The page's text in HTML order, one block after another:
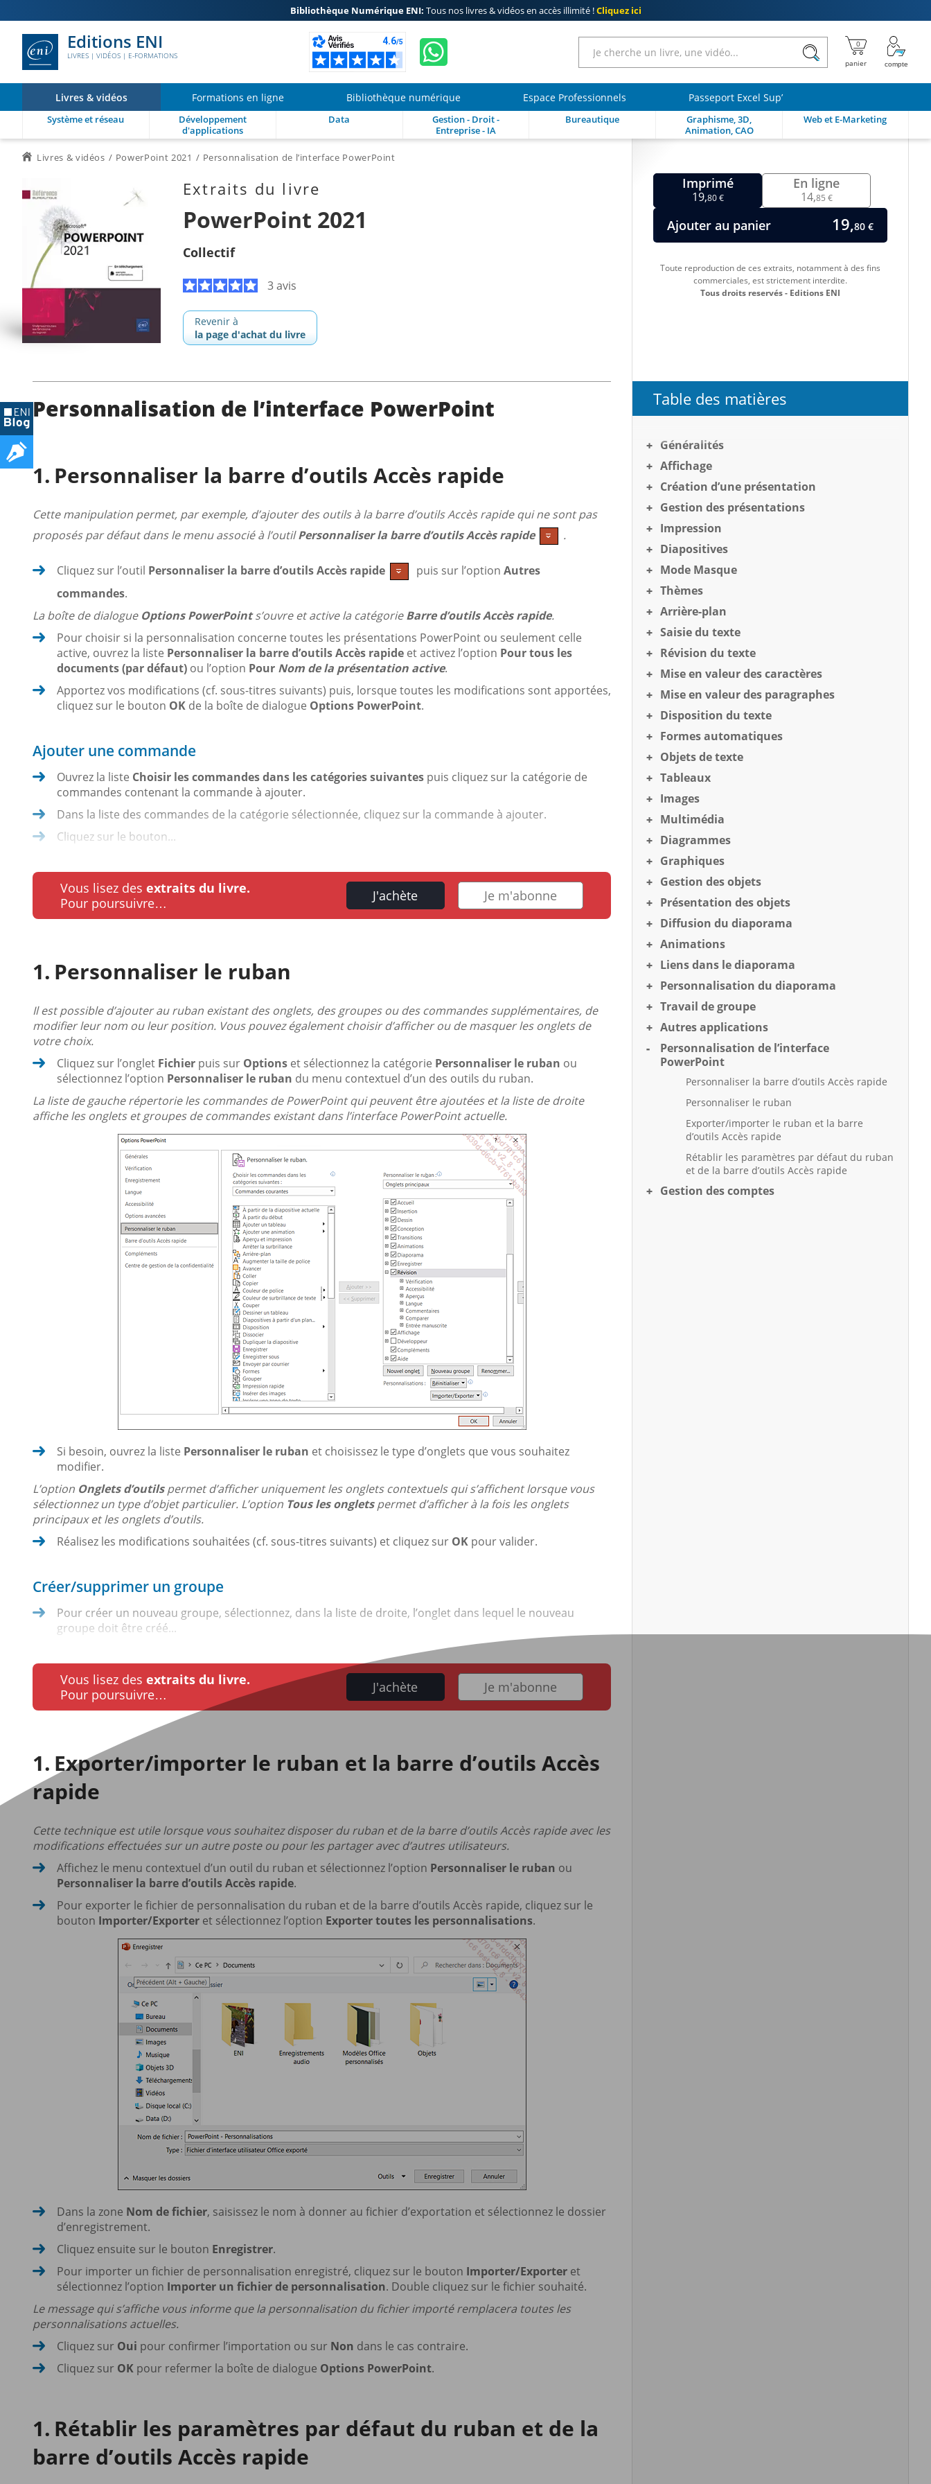
Bibliothèque Numérique ENI: Tous nos livres & vidéos en accès illimité !Cliquez ici
Editions ENI
LIVRES | VIDÉOS | E-FORMATIONS
Livres & vidéos Formations en ligne Bibliothèque numérique Espace Professionnels Passeport Excel Sup’
Système et réseau
Développement
d'applications
Data
Gestion - Droit -
Entreprise - IA
Bureautique
Graphisme, 3D,
Animation, CAO
Web et E-Marketing
Livres & vidéos PowerPoint 2021 Personnalisation de l’interface PowerPoint
Extraits du livre
PowerPoint 2021
Collectif
3 avis
Revenir à
la page d'achat du livre
Imprimé
19,80 €
En ligne
14,85 €
Ajouter au panier 19,80 €
Toute reproduction de ces extraits, notamment à des fins
commerciales, est strictement interdite.
Tous droits reservés - Editions ENI
Personnalisation de l’interface PowerPoint
Personnaliser la barre d’outils Accès rapide
Cette manipulation permet, par exemple, d’ajouter des outils à la barre d’outils Accès rapide qui ne sont pas
proposés par défaut dans le menu associé à l’outilPersonnaliser la barre d’outils Accès rapide .
Cliquez sur l’outil Personnaliser la barre d’outils Accès rapide puis sur l’option Autres
commandes.
La boîte de dialogue Options PowerPoints’ouvre et active la catégorieBarre d’outils Accès rapide.
Pour choisir si la personnalisation concerne toutes les présentations PowerPoint ou seulement celle
active, ouvrez la liste Personnaliser la barre d’outils Accès rapide et activez l’option Pour tous les
documents (par défaut) ou l’option Pour Nom de la présentation active.
Apportez vos modifications (cf. sous-titres suivants) puis, lorsque toutes les modifications sont apportées,
cliquez sur le bouton OK de la boîte de dialogue Options PowerPoint.
Ajouter une commande
Ouvrez la liste Choisir les commandes dans les catégories suivantes puis cliquez sur la catégorie de
commandes contenant la commande à ajouter.
Dans la liste des commandes de la catégorie sélectionnée, cliquez sur la commande à ajouter.
Cliquez sur le bouton...
Vous lisez des extraits du livre.
Pour poursuivre…
J'achète Je m'abonne
Personnaliser le ruban
Il est possible d’ajouter au ruban existant des onglets, des groupes ou des commandes supplémentaires, de
modifier leur nom ou leur position. Vous pouvez également choisir d’afficher ou de masquer les onglets de
votre choix.
Cliquez sur l’onglet Fichier puis sur Options et sélectionnez la catégorie Personnaliser le ruban ou
sélectionnez l’option Personnaliser le ruban du menu contextuel d’un des outils du ruban.
La liste de gauche répertorie les commandes de PowerPoint qui peuvent être ajoutées et la liste de droite
affiche les onglets et groupes de commandes existant dans l’interface PowerPoint actuelle.
Si besoin, ouvrez la liste Personnaliser le ruban et choisissez le type d’onglets que vous souhaitez
modifier.
L’option Onglets d’outilspermet d’afficher uniquement les onglets contextuels qui s’affichent lorsque vous
sélectionnez un type d’objet particulier. L’option Tous les ongletspermet d’afficher à la fois les onglets
principaux et les onglets d’outils.
Réalisez les modifications souhaitées (cf. sous-titres suivants) et cliquez sur OK pour valider.
Créer/supprimer un groupe
Pour créer un nouveau groupe, sélectionnez, dans la liste de droite, l’onglet dans lequel le nouveau
groupe doit être créé...
Vous lisez des extraits du livre.
Pour poursuivre…
J'achète Je m'abonne
Exporter/importer le ruban et la barre d’outils Accès
rapide
Cette technique est utile lorsque vous souhaitez disposer du ruban et de la barre d’outils Accès rapide avec les
modifications effectuées sur un autre poste ou pour les partager avec d’autres utilisateurs.
Affichez le menu contextuel d’un outil du ruban et sélectionnez l’option Personnaliser le ruban ou
Personnaliser la barre d’outils Accès rapide.
Pour exporter le fichier de personnalisation du ruban et de la barre d’outils Accès rapide, cliquez sur le
bouton Importer/Exporter et sélectionnez l’option Exporter toutes les personnalisations.
Dans la zone Nom de fichier, saisissez le nom à donner au fichier d’exportation et sélectionnez le dossier
d’enregistrement.
Cliquez ensuite sur le bouton Enregistrer.
Pour importer un fichier de personnalisation enregistré, cliquez sur le bouton Importer/Exporter et
sélectionnez l’option Importer un fichier de personnalisation. Double cliquez sur le fichier souhaité.
Le message qui s’affiche vous informe que la personnalisation du fichier importé remplacera toutes les
personnalisations actuelles.
Cliquez sur Oui pour confirmer l’importation ou sur Non dans le cas contraire.
Cliquez sur OK pour refermer la boîte de dialogue Options PowerPoint.
Rétablir les paramètres par défaut du ruban et de la
barre d’outils Accès rapide
Table des matières
Généralités
Affichage
Création d’une présentation
Gestion des présentations
Impression
Diapositives
Mode Masque
Thèmes
Arrière-plan
Saisie du texte
Révision du texte
Mise en valeur des caractères
Mise en valeur des paragraphes
Disposition du texte
Formes automatiques
Objets de texte
Tableaux
Images
Multimédia
Diagrammes
Graphiques
Gestion des objets
Présentation des objets
Diffusion du diaporama
Animations
Liens dans le diaporama
Personnalisation du diaporama
Travail de groupe
Autres applications
Personnalisation de l’interface
PowerPoint
Personnaliser la barre d’outils Accès rapide
Personnaliser le ruban
Exporter/importer le ruban et la barre
d’outils Accès rapide
Rétablir les paramètres par défaut du ruban
et de la barre d’outils Accès rapide
Gestion des comptes